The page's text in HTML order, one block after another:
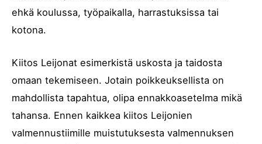
ehkä koulussa, työpaikalla, harrastuksissa tai
kotona.
Kiitos Leijonat esimerkistä uskosta ja taidosta
omaan tekemiseen. Jotain poikkeuksellista on
mahdollista tapahtua, olipa ennakkoasetelma mikä
tahansa. Ennen kaikkea kiitos Leijonien
valmennustiimille muistutuksesta valmennuksen